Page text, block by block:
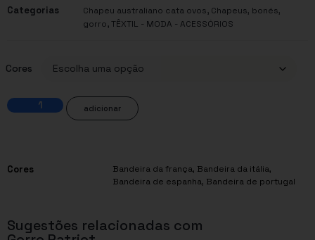
Categorias
Chapeu australiano cata ovos, Chapeus, bonés,
gorro,TÊXTIL - MODA - ACESSÓRIOS
Cores
adicionar
Cores Bandeira da frança, Bandeira da itália,
Bandeira de espanha, Bandeira de portugal
Sugestões relacionadas com